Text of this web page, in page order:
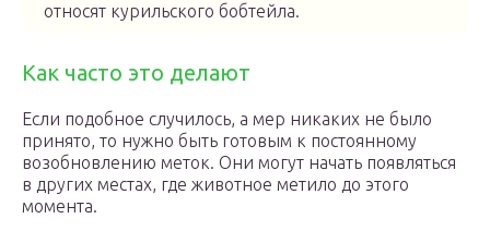
относят курильского бобтейла.
Как часто это делают
Если подобное случилось, а мер никаких не было
принято, то нужно быть готовым к постоянному
возобновлению меток. Они могут начать появляться
в других местах, где животное метило до этого
момента.